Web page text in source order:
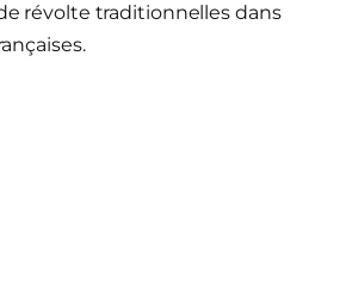
révolte traditionnelles dans